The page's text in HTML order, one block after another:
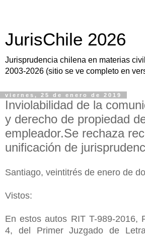
JurisChile 2026
Jurisprudencia chilena en materias
2003-2026 (sitio se ve completo en
viernes, 25 de enero de 2019
Inviolabilidad de la
y derecho de propiedad
empleador.Se rechaza
unificación de
Santiago, veintitrés de enero de
Vistos:
En estos autos RIT T-989-2016,
4, del Primer Juzgado de